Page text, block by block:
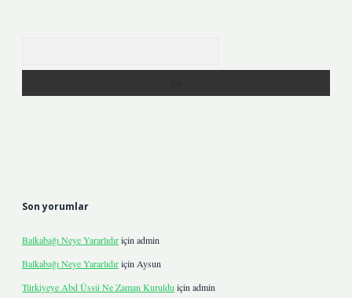
Son yorumlar
Balkabağı Neye Yararlıdıriçin admin
Balkabağı Neye Yararlıdıriçin Aysun
Türkiyeye Abd Üssü Ne Zaman Kuruldu için admin